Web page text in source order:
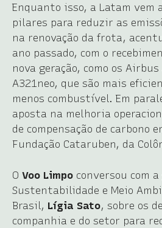
Enquanto isso, a Latam vem
pilares para reduzir as
na renovação da frota,
ano passado, com o
nova geração, como os Airbus
A321neo, que são mais
menos combustível. Em
aposta na melhoria
de compensação de carbono
Fundação Cataruben, da
O Voo Limpo conversou com
Sustentabilidade e Meio
Brasil, Lígia Sato, sobre os
companhia e do setor para